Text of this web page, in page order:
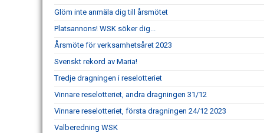
Glöm inte anmäla dig till årsmötet
Platsannons! WSK söker dig...
Årsmöte för verksamhetsåret 2023
Svenskt rekord av Maria!
Tredje dragningen i reselotteriet
Vinnare reselotteriet, andra dragningen 31/12
Vinnare reselotteriet, första dragningen 24/12 2023
Valberedning WSK